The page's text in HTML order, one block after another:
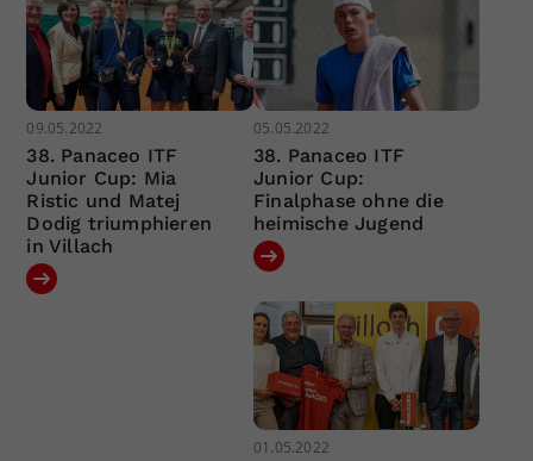
09.05.2022
38. Panaceo ITF
Junior Cup: Mia
Ristic und Matej
Dodig triumphieren
in Villach
05.05.2022
38. Panaceo ITF
Junior Cup:
Finalphase ohne die
heimische Jugend
01.05.2022